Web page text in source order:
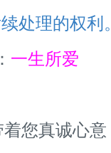
处理的权利
一生所爱
您真诚心